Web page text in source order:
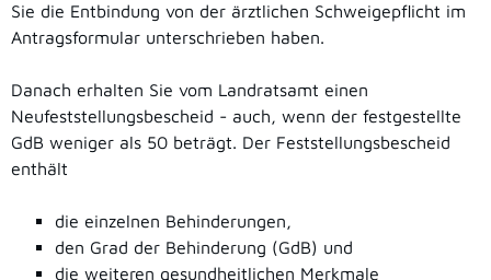
Sie die Entbindung von der ärztlichen Schweigepflicht im
Antragsformular unterschrieben haben.
Danach erhalten Sie vom Landratsamt einen
Neufeststellungsbescheid - auch, wenn der festgestellte
GdB weniger als 50 beträgt. Der Feststellungsbescheid
enthält
die einzelnen Behinderungen,
den Grad der Behinderung (GdB) und
die weiteren gesundheitlichen Merkmale